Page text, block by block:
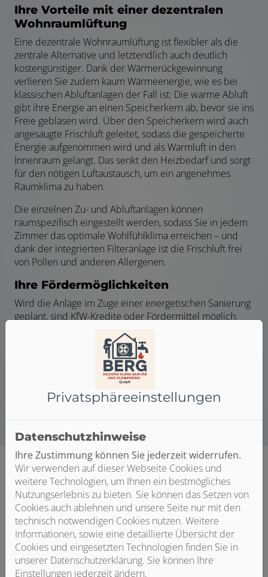
Ihre Vorteile mit einer dezentralen
Wohnraumlüftung
Eine dezentrale Wohnraumlüftung ist flexibler als die
zentrale Alternative und letztendlich auch deutlich
kostengünstiger. Dank der Wärmerückgewinnung
verlieren Sie zudem kaum Wärmeenergie, wie es bei
klassischen Abluftanlagen der Fall ist: Die warme Abluft
gibt ihre Energie an einen Speicherkern ab, bevor sie ins
Freie geblasen wird. Über den Speicherkern wird auch
angesaugte Frischluft geleitet, sodass die gespeicherte
Energie aufgenommen wird und als Warmluft in den
Innenraum gelangt. Das senkt den Heizbedarf und sorgt
für den nötigen Luftaustausch, um ein angenehmes
Raumklima zu haben.
Die einzelnen Zu- und Abluftanlagen können
raumspezifisch eingestellt werden, sodass Sie in jedem
Zimmer das optimale Wohlfühlklima erreichen – und
dank der integrierten Filteranlage ist die Frischluft frei
von Pollen und anderen Allergenen.
Ihre Fördermöglichkeiten
Wird die Anlage im Zuge einer energetischen Sanierung
geplant, sind KfW-Kredite oder Fördermittel möglich.
Gemeinsam planen wir Ihre Anlage und erstellen ein
Lüftungskonzept gemäß DIN 1946-6, sodass einer
möglichen Förderung nichts mehr im Weg steht. Gerne
beraten wir Sie ausführlicher zu den Möglichkeiten
Privatsphäre­einstellungen
Datenschutzhinweise
Ihre Zustimmung können Sie jederzeit widerrufen.
Wir verwenden auf dieser Webseite Cookies und
weitere Technologien, um Ihnen ein bestmögliches
Nutzungserlebnis zu bieten. Sie können das Setzen von
Cookies auch ablehnen und unsere Seite nur mit den
technisch notwendigen Cookies nutzen. Weitere
Informationen, sowie eine detaillierte Übersicht der
Cookies und eingesetzten Technologien finden Sie in
unserer Datenschutzerklärung. Sie können Ihre
Einstellungen jederzeit ändern.